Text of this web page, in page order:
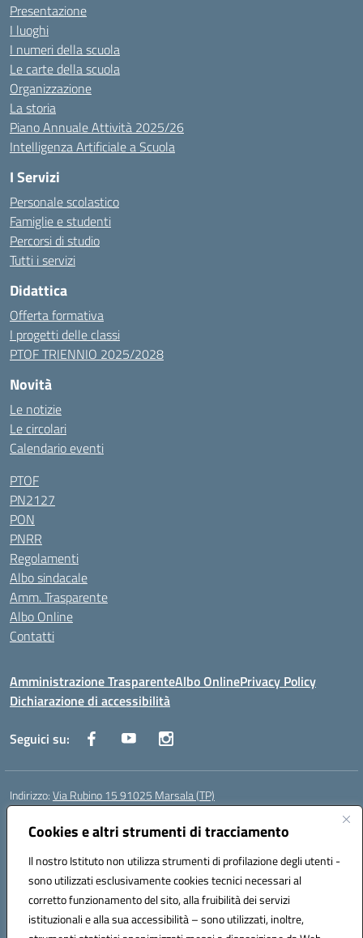
Cookies e altri strumenti di tracciamento
Il nostro Istituto non utilizza strumenti di profilazione degli utenti -
sono utilizzati esclusivamente cookies tecnici necessari al
corretto funzionamento del sito, alla fruibilità dei servizi
istituzionali e alla sua accessibilità – sono utilizzati, inoltre,
Presentazione
I luoghi
I numeri della scuola
Le carte della scuola
Organizzazione
La storia
Piano Annuale Attività 2025/26
Intelligenza Artificiale a Scuola
I Servizi
Personale scolastico
Famiglie e studenti
Percorsi di studio
Tutti i servizi
Didattica
Offerta formativa
I progetti delle classi
PTOF TRIENNIO 2025/2028
Novità
Le notizie
Le circolari
Calendario eventi
PTOF
PN2127
PON
PNRR
Regolamenti
Albo sindacale
Amm. Trasparente
Albo Online
Contatti
Amministrazione TrasparenteAlbo OnlinePrivacy Policy
Dichiarazione di accessibilità
Seguici su:
Indirizzo:Via Rubino 15 91025 Marsala (TP)
Centralino:
Posta elettronica certificata (PEC):TPIC83900G@pec.istruzione.it
Codice fiscale: 91032370818
Codice meccanografico:TPIC83900G
Codice Indice delle Pubbliche Amministrazioni (IPA): icggm
Codice unico di fatturazione (CUF): UFJKJ7